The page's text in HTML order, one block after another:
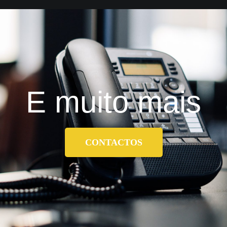
E muito mais
CONTACTOS